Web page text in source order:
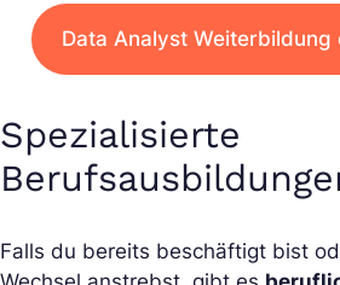
Data Analyst Weiterbildung
Spezialisierte
Falls du bereits beschäftigt bist